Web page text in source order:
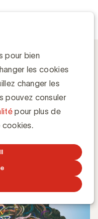
pour bien
les cookies
changer les
pouvez consuler
pour plus de
cookies.
ont mené au chaos
qui